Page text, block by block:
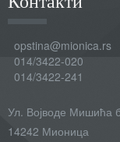
opstina@mionica.rs
014/3422-020
014/3422-241
Ул. Војводе Мишића
14242 Мионица